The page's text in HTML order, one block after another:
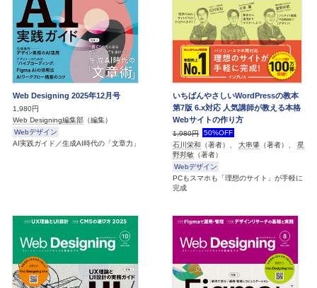
Web Designing 2025年12月号
1,980円
Web Designing編集部 （編集）
Webデザイン
AI実践ガイド／生成AI時代の「文章力」
いちばんやさしいWordPressの教本
第7版 6.x対応 人気講師が教える本格
Webサイトの作り方
1,980円
50%OFF
石川栄和 （著者）、 大串肇 （著者）、 星
野邦敏 （著者）
Webデザイン
PCもスマホも「理想のサイト」が手軽に
完成